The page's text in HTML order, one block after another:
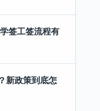
签工签流程有
新政策到底怎